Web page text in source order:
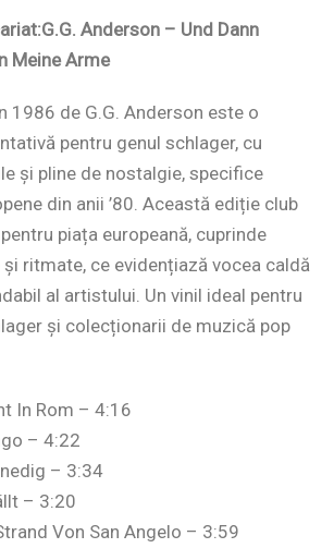
Anderson – Und Dann
Meine Arme
1986 de G.G. Anderson este o
pentru genul schlager, cu
și pline de nostalgie, specifice
din anii ’80. Această ediție club
piața europeană, cuprinde
ritmate, ce evidențiază vocea caldă
al artistului. Un vinil ideal pentru
și colecționarii de muzică pop
In Rom – 4:16
– 4:22
– 3:34
– 3:20
Von San Angelo – 3:59